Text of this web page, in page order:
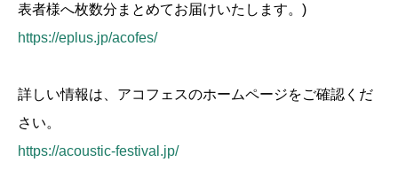
表者様へ枚数分まとめてお届けいたします。)
https://eplus.jp/acofes/
詳しい情報は、アコフェスのホームページをご確認くだ
さい。
https://acoustic-festival.jp/